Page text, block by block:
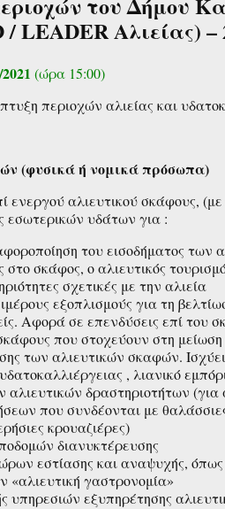
Αλιείας) –
(ώρα 15:00)
περιοχών αλιείας και
(φυσικά ή νομικά πρόσωπα)
αλιευτικού σκάφους,
εσωτερικών υδάτων για :
του εισοδήματος
σκάφος, ο αλιευτικός
σχετικές με την αλιεία
εξοπλισμούς για τη
Αφορά σε επενδύσεις επί του
που στοχεύουν στη
των αλιευτικών σκαφών.
, λιανικό
δραστηριοτήτων (για
που συνδέονται με
κρουαζιέρες)
διανυκτέρευσης
εστίασης και αναψυχής,
«αλιευτική γαστρονομία»
υπηρεσιών εξυπηρέτησης